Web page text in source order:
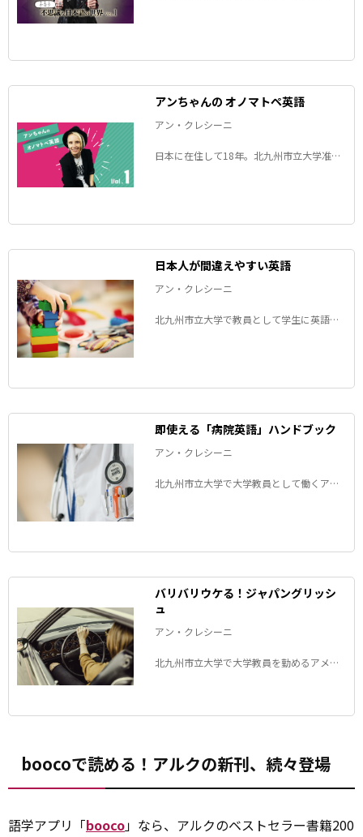
アンちゃんの オノマトペ英語
アン・クレシーニ
日本に在住して18年。北九州市立大学准教
ろな表現を一緒に考えてみましょう。
日本人が間違えやすい英語
アン・クレシーニ
北九州市立大学で教員として学生に英語を
即使える「病院英語」ハンドブック
アン・クレシーニ
北九州市立大学で大学教員として働くアメ
バリバリウケる！ジャパングリッシ
ュ
アン・クレシーニ
北九州市立大学で大学教員を勤めるアメリ
boocoで読める！アルクの新刊、続々登場
語学アプリ「booco」なら、アルクのベストセラー書籍200